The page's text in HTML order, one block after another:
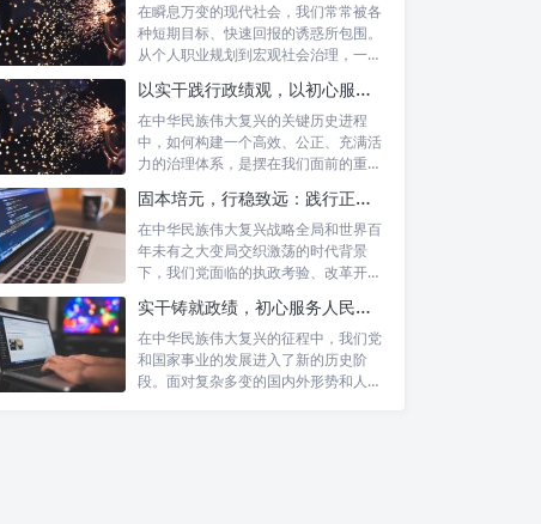
在瞬息万变的现代社会，我们常常被各
种短期目标、快速回报的诱惑所包围。
从个人职业规划到宏观社会治理，一种
以实干践行政绩观，以初心服务群众：新时代治理的灯塔与指南
在中华民族伟大复兴的关键历史进程
中，如何构建一个高效、公正、充满活
力的治理体系，是摆在我们面前的重要
固本培元，行稳致远：践行正确政绩理念，永葆务实清廉作风的时代命题
在中华民族伟大复兴战略全局和世界百
年未有之大变局交织激荡的时代背景
下，我们党面临的执政考验、改革开放
实干铸就政绩，初心服务人民：新时代干部担当作为的实践指南
在中华民族伟大复兴的征程中，我们党
和国家事业的发展进入了新的历史阶
段。面对复杂多变的国内外形势和人民